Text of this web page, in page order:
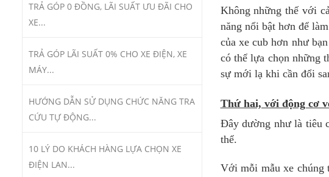
TRẢ GÓP 0 ĐỒNG, LÃI SUẤT ƯU ĐÃI CHO
XE...
TRẢ GÓP LÃI SUẤT 0% CHO XE ĐIỆN, XE
MÁY...
HƯỚNG DẪN SỬ DỤNG CHỨC NĂNG TRA
CỨU TỰ ĐỘNG...
10 LÝ DO KHÁCH HÀNG LỰA CHỌN XE
ĐIỆN LAN...
Không những thế với
năng nổi bật hơn để
của xe cub hơn như
có thể lựa chọn những
sự mới lạ khi cần đổi
Thứ hai, với động cơ
Đây dường như là tiêu
thể.
Với mỗi mẫu xe chúng